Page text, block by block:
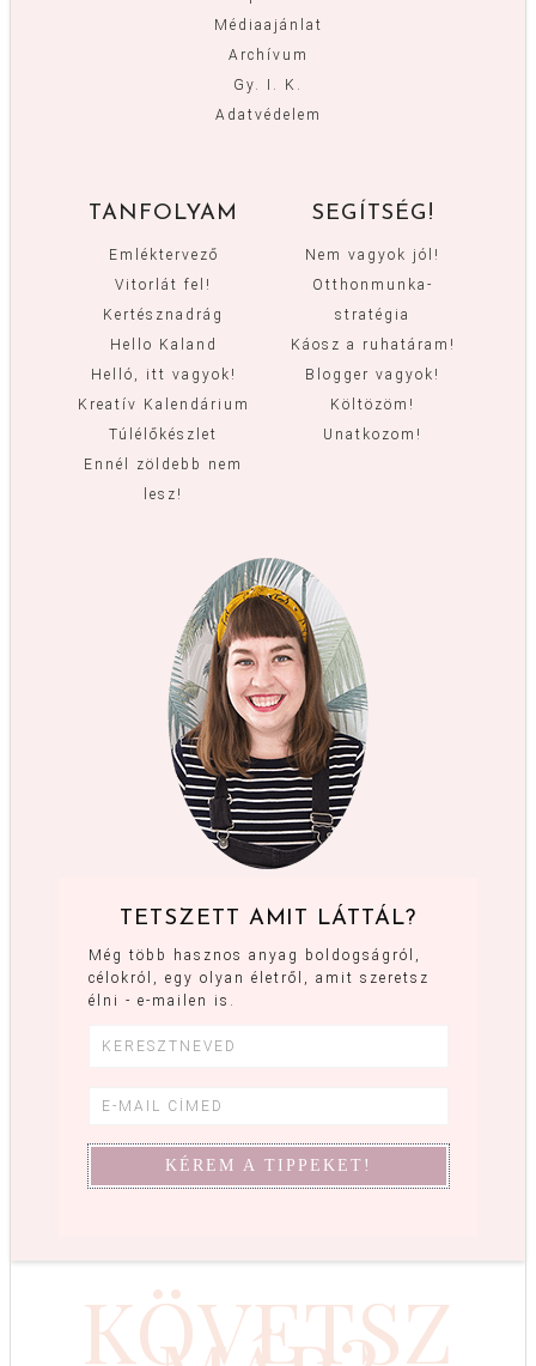
Médiaajánlat
Archívum
Gy. I. K.
Adatvédelem
TANFOLYAM
Emléktervező
Vitorlát fel!
Kertésznadrág
Hello Kaland
Helló, itt vagyok!
Kreatív Kalendárium
Túlélőkészlet
Ennél zöldebb nem
lesz!
SEGÍTSÉG!
Nem vagyok jól!
Otthonmunka-
stratégia
Káosz a ruhatáram!
Blogger vagyok!
Költözöm!
Unatkozom!
TETSZETT AMIT LÁTTÁL?
Még több hasznos anyag boldogságról,
célokról, egy olyan életről, amit szeretsz
élni - e-mailen is.
KÖVETSZ